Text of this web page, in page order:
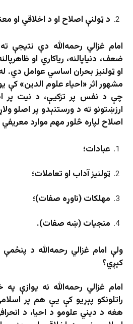
د ټولنې اصلاح او د اخلاقي او
امام غزالي رحمه‌الله دې نتیجې
ضعف، دنیاپالنه، ریاکاري او
او ټولنیز بحران اساسي عوامل
مشهور اثر «احیاء علوم الدین» کې
چې د نفس پر تزکیې، د نیت پر
ارزښتونو ته د ورستنېدو پر اصلو
اصلاح لپاره څلور مهم موارد
عبادات؛
ټولنیز آداب او تعاملات؛
مهلکات (ناوړه صفات)؛
منجیات (ښه صفات).
ولې امام غزالي رحمه‌الله د
کېږي؟
امام غزالي رحمه‌الله نه‌ یوازې
راتلونکو پېړیو کې یې هم پر
هغه د دیني علومو د احیا، د